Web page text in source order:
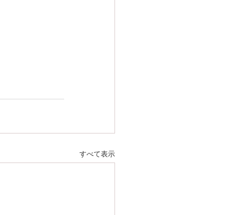
すべて表示